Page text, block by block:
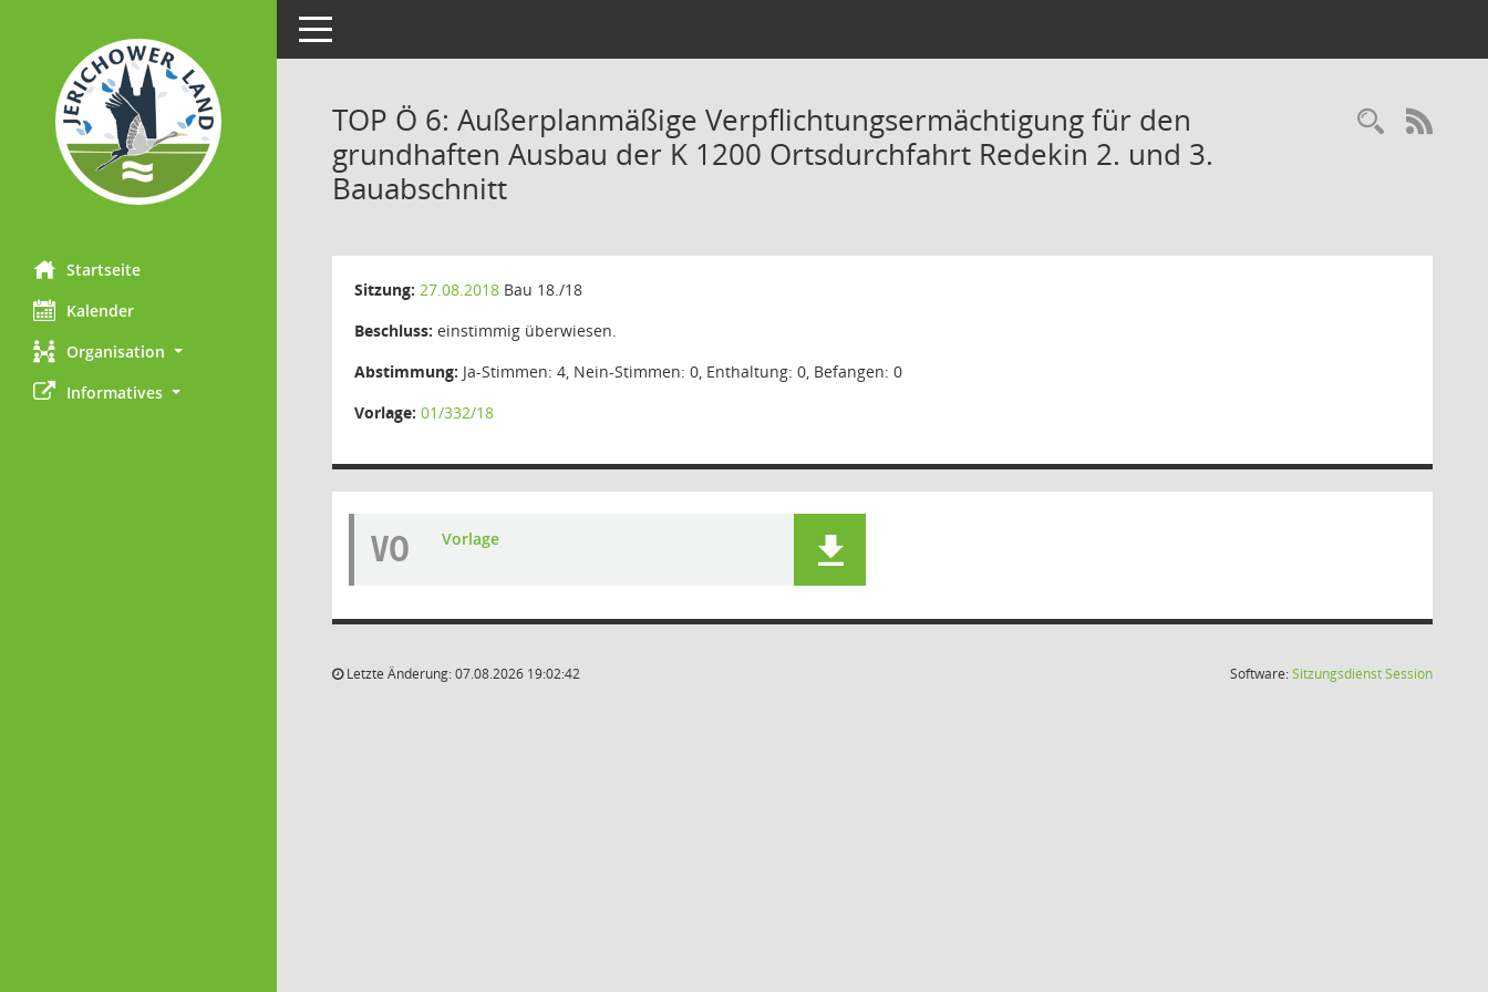
Startseite
Kalender
Organisation
Informatives
Toggle navigation
TOP Ö 6: Außerplanmäßige Verpflichtungsermächtigung für den
grundhaften Ausbau der K 1200 Ortsdurchfahrt Redekin 2. und 3.
Bauabschnitt
Sitzung: 27.08.2018 Bau 18./18
Beschluss: einstimmig überwiesen.
Abstimmung: Ja-Stimmen: 4, Nein-Stimmen: 0, Enthaltung: 0, Befangen: 0
Vorlage: 01/332/18
VO Vorlage
Letzte Änderung: 07.08.2026 19:02:42 Software:SitzungsdienstSession(Wird in